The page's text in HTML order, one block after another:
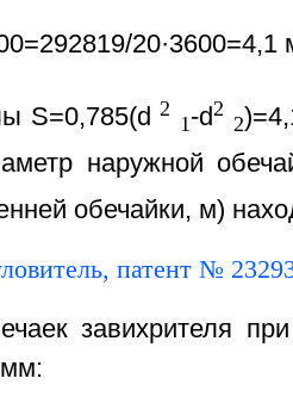
20·3600=4,1
S=0,785(d 2
1-d2
2
наружной
обечайки, м)
завихрителя
мм: